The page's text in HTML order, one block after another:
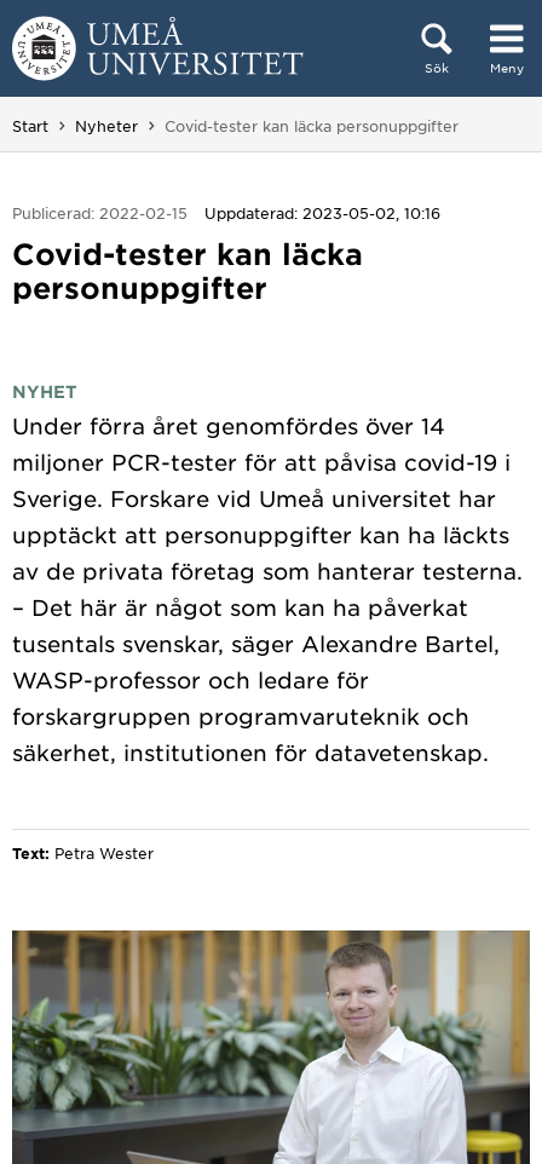
Hoppa direkt till innehållet
Sök Meny
Huvudmenyn dold.
Start Nyheter Du är här:
Covid-tester kan läcka personuppgifter
Publicerad: 2022-02-15 Uppdaterad: 2023-05-02, 10:16
Covid-tester kan läcka
personuppgifter
NYHET
Under förra året genomfördes över 14
miljoner PCR-tester för att påvisa covid-19 i
Sverige. Forskare vid Umeå universitet har
upptäckt att personuppgifter kan ha läckts
av de privata företag som hanterar testerna.
– Det här är något som kan ha påverkat
tusentals svenskar, säger Alexandre Bartel,
WASP-professor och ledare för
forskargruppen programvaruteknik och
säkerhet, institutionen för datavetenskap.
Text: Petra Wester